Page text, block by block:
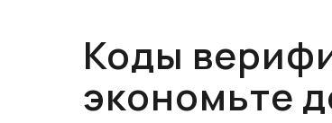
Коды
экономьте